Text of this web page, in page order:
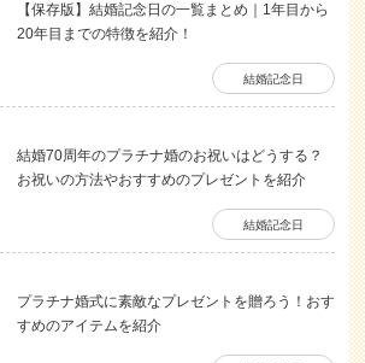
【保存版】結婚記念日の一覧まとめ｜1年目から
20年目までの特徴を紹介！
結婚記念日
結婚70周年のプラチナ婚のお祝いはどうする？
お祝いの方法やおすすめのプレゼントを紹介
結婚記念日
プラチナ婚式に素敵なプレゼントを贈ろう！おす
すめのアイテムを紹介